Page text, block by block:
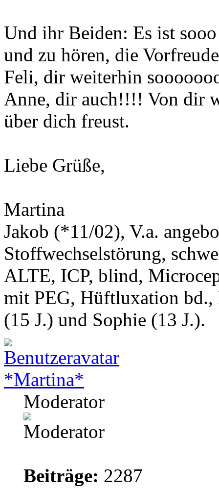
Und ihr Beiden: Es ist
und zu hören, die
Feli, dir weiterhin
Anne, dir auch!!!! Von dir
über dich freust.
Liebe Grüße,
Martina
Jakob (*11/02), V.a.
Stoffwechselstörung,
ALTE, ICP, blind,
mit PEG, Hüftluxation bd.,
(15 J.) und Sophie (13 J.).
*Martina*
Moderator
Beiträge: 2287